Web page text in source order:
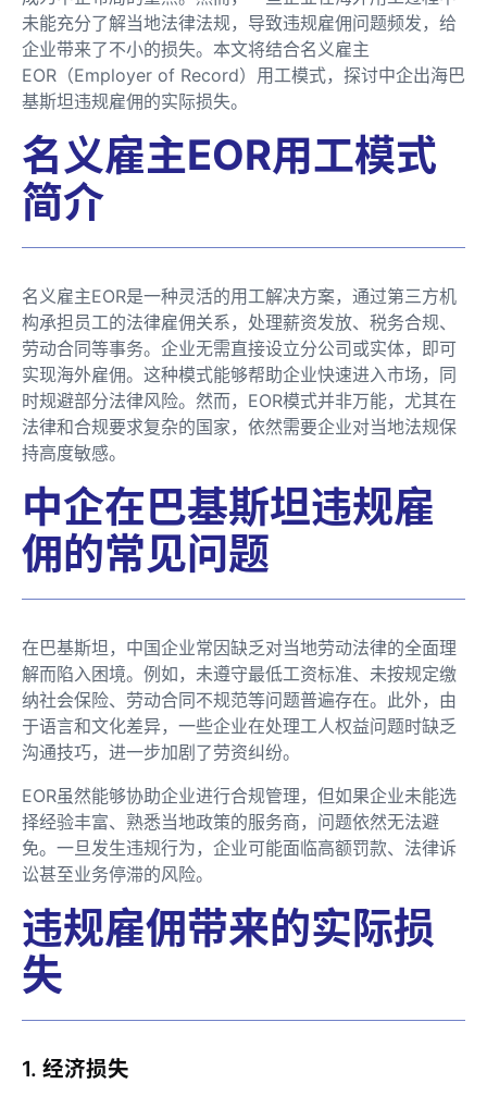
未能充分了解当地法律法规，导致违规雇佣问题频发，给
企业带来了不小的损失。本文将结合名义雇主
EOR（Employer of Record）用工模式，探讨中企出海巴
基斯坦违规雇佣的实际损失。
名义雇主EOR用工模式
简介
名义雇主EOR是一种灵活的用工解决方案，通过第三方机
构承担员工的法律雇佣关系，处理薪资发放、税务合规、
劳动合同等事务。企业无需直接设立分公司或实体，即可
实现海外雇佣。这种模式能够帮助企业快速进入市场，同
时规避部分法律风险。然而，EOR模式并非万能，尤其在
法律和合规要求复杂的国家，依然需要企业对当地法规保
持高度敏感。
中企在巴基斯坦违规雇
佣的常见问题
在巴基斯坦，中国企业常因缺乏对当地劳动法律的全面理
解而陷入困境。例如，未遵守最低工资标准、未按规定缴
纳社会保险、劳动合同不规范等问题普遍存在。此外，由
于语言和文化差异，一些企业在处理工人权益问题时缺乏
沟通技巧，进一步加剧了劳资纠纷。
EOR虽然能够协助企业进行合规管理，但如果企业未能选
择经验丰富、熟悉当地政策的服务商，问题依然无法避
免。一旦发生违规行为，企业可能面临高额罚款、法律诉
讼甚至业务停滞的风险。
违规雇佣带来的实际损
失
1. 经济损失